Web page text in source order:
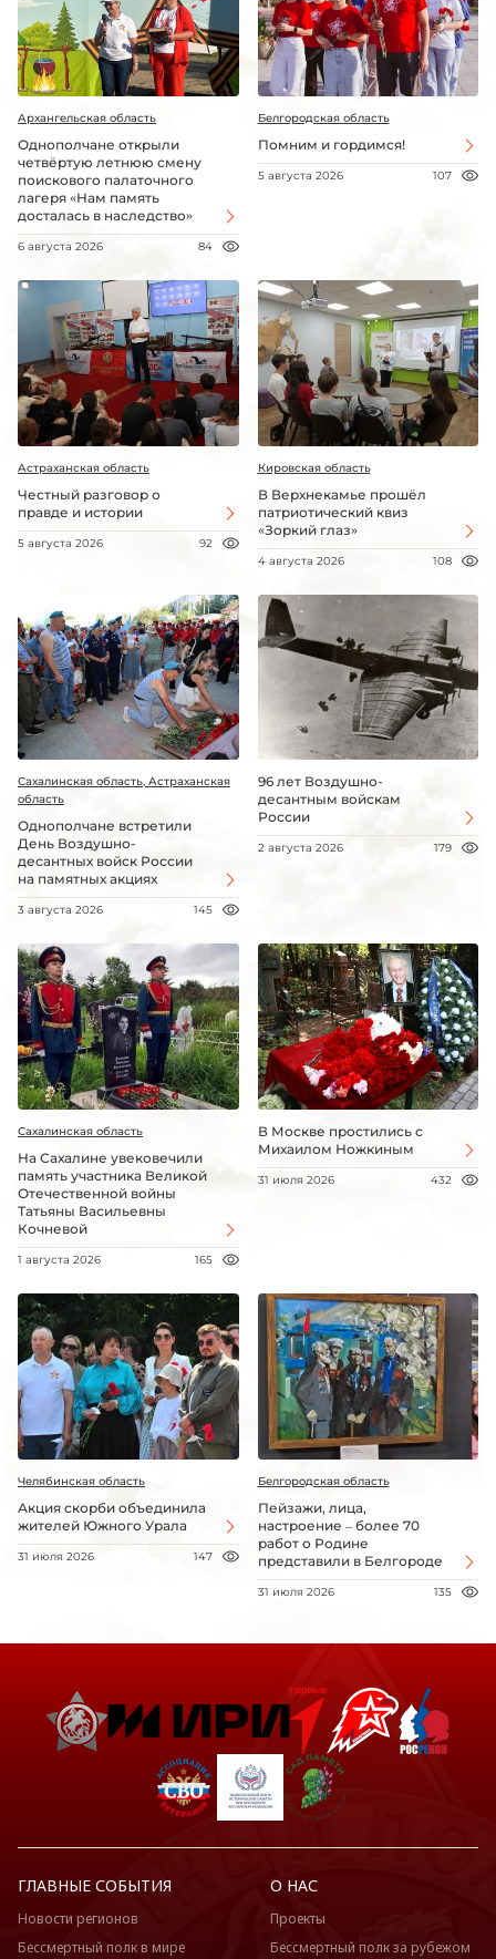
Архангельская область
Однополчане открыли
четвёртую летнюю смену
поискового палаточного
лагеря «Нам память
досталась в наследство»
6 августа 2026 84
Белгородская область
Помним и гордимся!
5 августа 2026 107
Астраханская область
Честный разговор о
правде и истории
5 августа 2026 92
Кировская область
В Верхнекамье прошёл
патриотический квиз
«Зоркий глаз»
4 августа 2026 108
Сахалинская область, Астраханская
область
Однополчане встретили
День Воздушно-
десантных войск России
на памятных акциях
3 августа 2026 145
96 лет Воздушно-
десантным войскам
России
2 августа 2026 179
Сахалинская область
На Сахалине увековечили
память участника Великой
Отечественной войны
Татьяны Васильевны
Кочневой
1 августа 2026 165
В Москве простились с
Михаилом Ножкиным
31 июля 2026 432
Челябинская область
Акция скорби объединила
жителей Южного Урала
31 июля 2026 147
Белгородская область
Пейзажи, лица,
настроение – более 70
работ о Родине
представили в Белгороде
31 июля 2026 135
ГЛАВНЫЕ СОБЫТИЯ
Новости регионов
Бессмертный полк в мире
О НАС
Проекты
Бессмертный полк за рубежом